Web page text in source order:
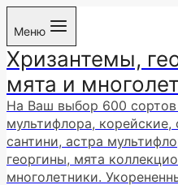
Перейти
содержимому
Меню
Хризантемы,
мята и
На Ваш выбор 600 сортов
мультифлора,
сантини, астра
георгины, мята
многолетники.